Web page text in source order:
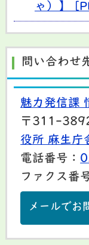
ゃ）】
問い合わせ
魅力発信課
〒311-
役所 麻生庁
電話番号：
ファクス
メールでお